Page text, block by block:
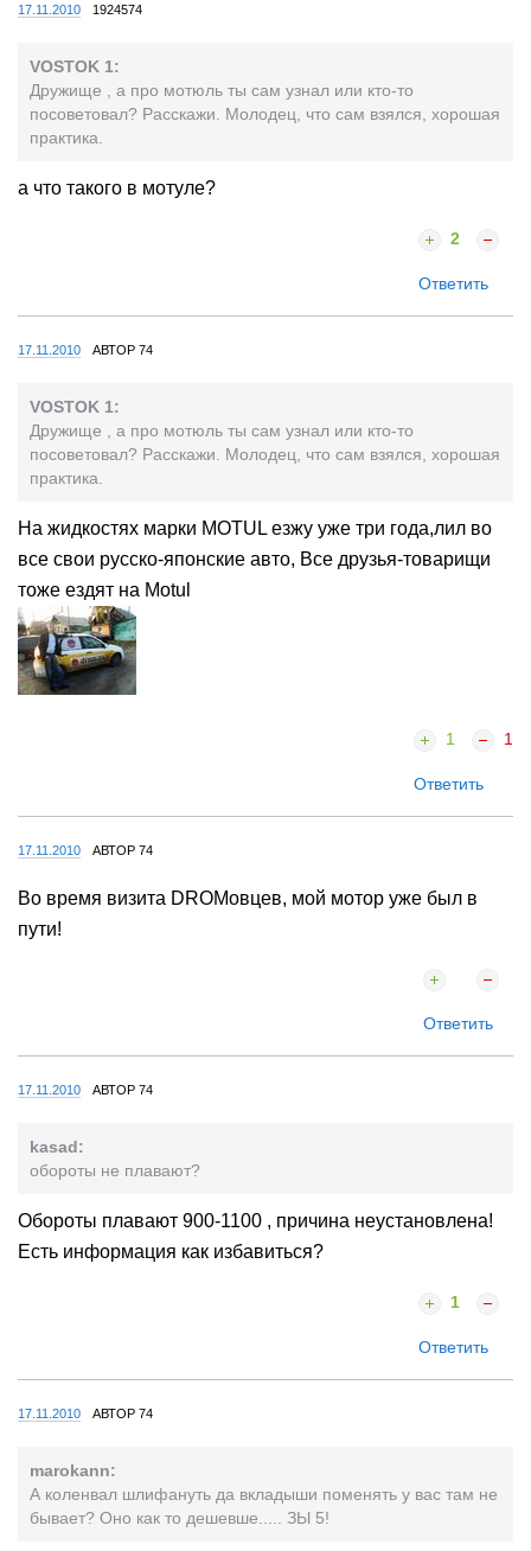
17.11.2010 1924574
VOSTOK 1:
Дружище , а про мотюль ты сам узнал или кто-то
посоветовал? Расскажи. Молодец, что сам взялся, хорошая
практика.
а что такого в мотуле?
2
Ответить
17.11.2010 АВТОР 74
VOSTOK 1:
Дружище , а про мотюль ты сам узнал или кто-то
посоветовал? Расскажи. Молодец, что сам взялся, хорошая
практика.
На жидкостях марки MOTUL езжу уже три года,лил во
все свои русско-японские авто, Все друзья-товарищи
тоже ездят на Motul
1 1
Ответить
17.11.2010 АВТОР 74
Во время визита DROMовцев, мой мотор уже был в
пути!
Ответить
17.11.2010 АВТОР 74
kasad:
обороты не плавают?
Обороты плавают 900-1100 , причина неустановлена!
Есть информация как избавиться?
1
Ответить
17.11.2010 АВТОР 74
marokann:
А коленвал шлифануть да вкладыши поменять у вас там не
бывает? Оно как то дешевше..... ЗЫ 5!